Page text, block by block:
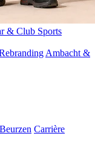
& Club Sports
Ambacht &
Beurzen Carrière